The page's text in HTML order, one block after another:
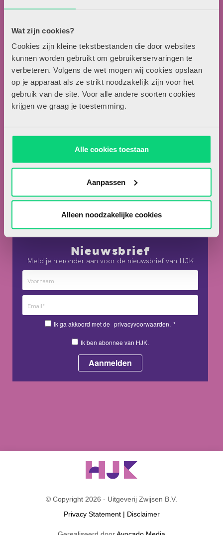
Wat zijn cookies?
Cookies zijn kleine tekstbestanden die door websites
kunnen worden gebruikt om gebruikerservaringen te
verbeteren. Volgens de wet mogen wij cookies opslaan
op je apparaat als ze strikt noodzakelijk zijn voor het
gebruik van de site. Voor alle andere soorten cookies
krijgen we graag je toestemming.
Alle cookies toestaan
Aanpassen
Alleen noodzakelijke cookies
Nieuwsbrief
Meld je hieronder aan voor de nieuwsbrief van HJK
Ik ga akkoord met de privacyvoorwaarden. *
Ik ben abonnee van HJK.
Over HJK
Artikel insturen
Adverteren in HJK
Contact
Contactgegevens
Uitgeverij Zwijsen
T.a.v. redactie HJK
Locomotiefboulevard 101
5041 SE Tilburg
© Copyright 2026 - Uitgeverij Zwijsen B.V.
Privacy Statement| Disclaimer